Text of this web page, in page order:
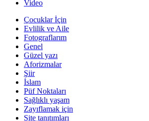
Video
Çocuklar İçin
Evlilik ve Aile
Fotograflarım
Genel
Güzel yazı
Aforizmalar
Şiir
İslam
Püf Noktaları
Sağlıklı yaşam
Zayıflamak için
Site tanıtımları